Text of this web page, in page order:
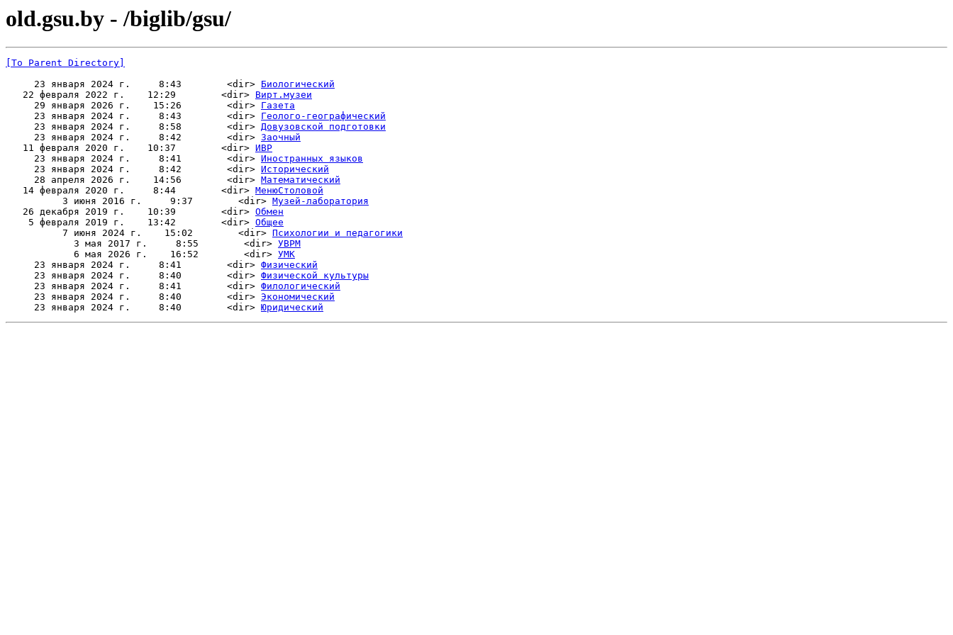
old.gsu.by - /biglib/gsu/
[To Parent Directory]
     23 января 2024 г.     8:43        <dir>
Биологический
   22 февраля 2022 г.    12:29        <dir>
Вирт.музеи
     29 января 2026 г.    15:26        <dir>
Газета
     23 января 2024 г.     8:43        <dir>
Геолого-географический
     23 января 2024 г.     8:58        <dir>
Довузовской подготовки
     23 января 2024 г.     8:42        <dir>
Заочный
   11 февраля 2020 г.    10:37        <dir>
ИВР
     23 января 2024 г.     8:41        <dir>
Иностранных языков
     23 января 2024 г.     8:42        <dir>
Исторический
     28 апреля 2026 г.    14:56        <dir>
Математический
   14 февраля 2020 г.     8:44        <dir>
МенюСтоловой
          3 июня 2016 г.     9:37        <dir>
Музей-лаборатория
   26 декабря 2019 г.    10:39        <dir>
Обмен
    5 февраля 2019 г.    13:42        <dir>
Общее
          7 июня 2024 г.    15:02        <dir>
Психологии и педагогики
            3 мая 2017 г.     8:55        <dir>
УВРМ
            6 мая 2026 г.    16:52        <dir>
УМК
     23 января 2024 г.     8:41        <dir>
Физический
     23 января 2024 г.     8:40        <dir>
Физической культуры
     23 января 2024 г.     8:41        <dir>
Филологический
     23 января 2024 г.     8:40        <dir>
Экономический
     23 января 2024 г.     8:40        <dir>
Юридический